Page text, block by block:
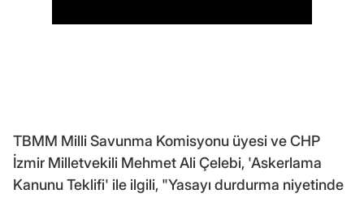
TBMM Milli Savunma Komisyonu üyesi ve CHP
İzmir Milletvekili Mehmet Ali Çelebi, 'Askerlama
Kanunu Teklifi' ile ilgili, "Yasayı durdurma niyetinde